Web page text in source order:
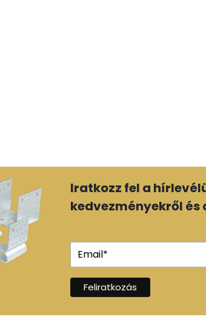
Iratkozz fel a
kedvezményekről